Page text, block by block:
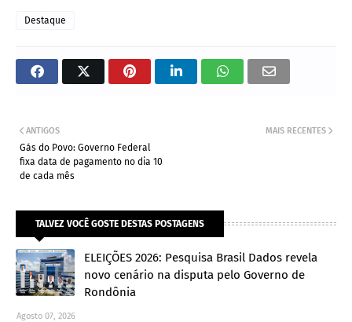
Destaque
MAIS RECENTES
ANTIGOS
Gás do Povo: Governo Federal
fixa data de pagamento no dia 10
de cada mês
TALVEZ VOCÊ GOSTE DESTAS POSTAGENS
ELEIÇÕES 2026: Pesquisa Brasil Dados revela
novo cenário na disputa pelo Governo de
Rondônia
Agosto 07, 2026